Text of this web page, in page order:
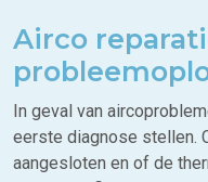
Airco
In geval van
eerste diagnose stellen.
aangesloten en of de